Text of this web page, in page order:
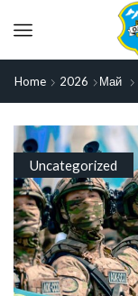
Home 2026 Май
Uncategorized